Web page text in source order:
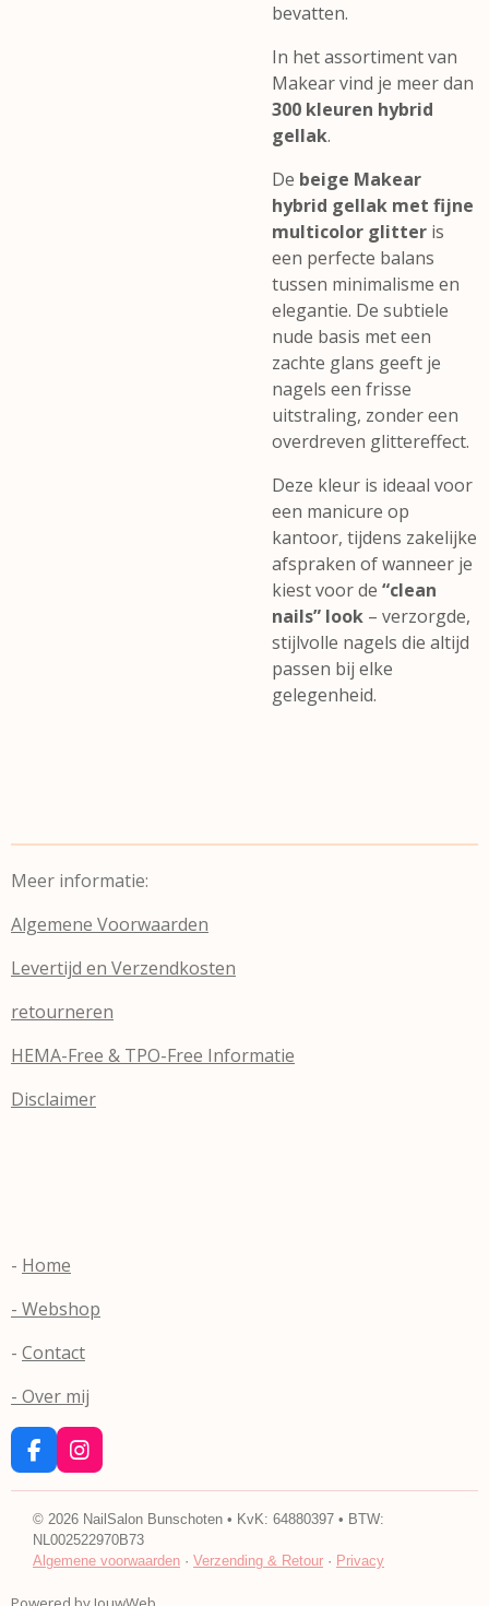
bevatten.
In het assortiment van
Makear vind je meer dan
300 kleuren hybrid
gellak.
De beige Makear
hybrid gellak met fijne
multicolor glitter is
een perfecte balans
tussen minimalisme en
elegantie. De subtiele
nude basis met een
zachte glans geeft je
nagels een frisse
uitstraling, zonder een
overdreven glittereffect.
Deze kleur is ideaal voor
een manicure op
kantoor, tijdens zakelijke
afspraken of wanneer je
kiest voor de “clean
nails” look – verzorgde,
stijlvolle nagels die altijd
passen bij elke
gelegenheid.
Meer informatie:
Algemene Voorwaarden
Levertijd en Verzendkosten
retourneren
HEMA-Free & TPO-Free Informatie
Disclaimer
- Home
- Webshop
- Contact
- Over mij
F
a
c
e
b
o
I
n
s
t
a
g
© 2026 NailSalon Bunschoten • KvK: 64880397 • BTW:
NL002522970B73
Algemene voorwaarden · Verzending & Retour · Privacy